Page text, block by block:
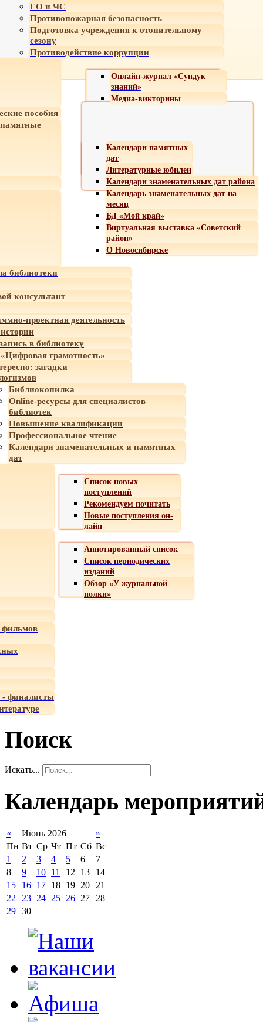
ГО и ЧС
Противопожарная безопасность
Подготовка учреждения к отопительному
сезону
Противодействие коррупции
Онлайн-журнал «Сундук
знаний»
Медиа-викторины
пособия
Календари памятных
дат
Литературные юбилеи
Календари знаменательных дат района
Календарь знаменательных дат на
месяц
БД «Мой край»
Виртуальная выставка «Советский
район»
О Новосибирске
библиотеки
консультант
проектная деятельность
в библиотеку
грамотность»
загадки
Библиокопилка
Online-ресурсы для специалистов
библиотек
Повышение квалификации
Профессиональное чтение
Календари знаменательных и памятных
дат
Список новых
поступлений
Рекомендуем почитать
Новые поступления он-
лайн
Аннотированный список
Список периодических
изданий
Обзор «У журнальной
полки»
- финалисты
Поиск
Искать...
Календарь
« Июнь 2026
»
Пн Вт Ср Чт Пт Сб Вс
1
2 3 4 5 6
7
8
9 10 11 12 13
14
15
16 17 18 19 20
21
22
23 24 25 26 27
28
29 30